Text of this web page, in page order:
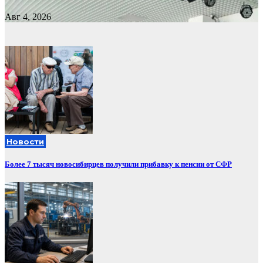
Авг 4, 2026
Новости
Более 7 тысяч новосибирцев получили прибавку к пенсии от СФР